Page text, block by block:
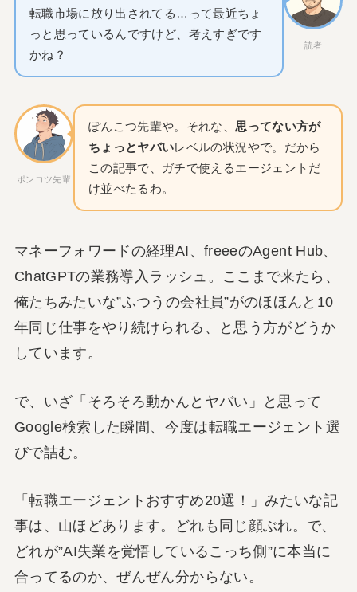
読者
転職市場に放り出されてる…って最近ちょ
っと思っているんですけど、考えすぎです
かね？
ポンコツ先輩
ぽんこつ先輩や。それな、思ってない方が
ちょっとヤバいレベルの状況やで。だから
この記事で、ガチで使えるエージェントだ
け並べたるわ。
マネーフォワードの経理AI、freeeのAgent Hub、
ChatGPTの業務導入ラッシュ。ここまで来たら、
俺たちみたいな”ふつうの会社員”がのほほんと10
年同じ仕事をやり続けられる、と思う方がどうか
しています。
で、いざ「そろそろ動かんとヤバい」と思って
Google検索した瞬間、今度は転職エージェント選
びで詰む。
「転職エージェントおすすめ20選！」みたいな記
事は、山ほどあります。どれも同じ顔ぶれ。で、
どれが”AI失業を覚悟しているこっち側”に本当に
合ってるのか、ぜんぜん分からない。